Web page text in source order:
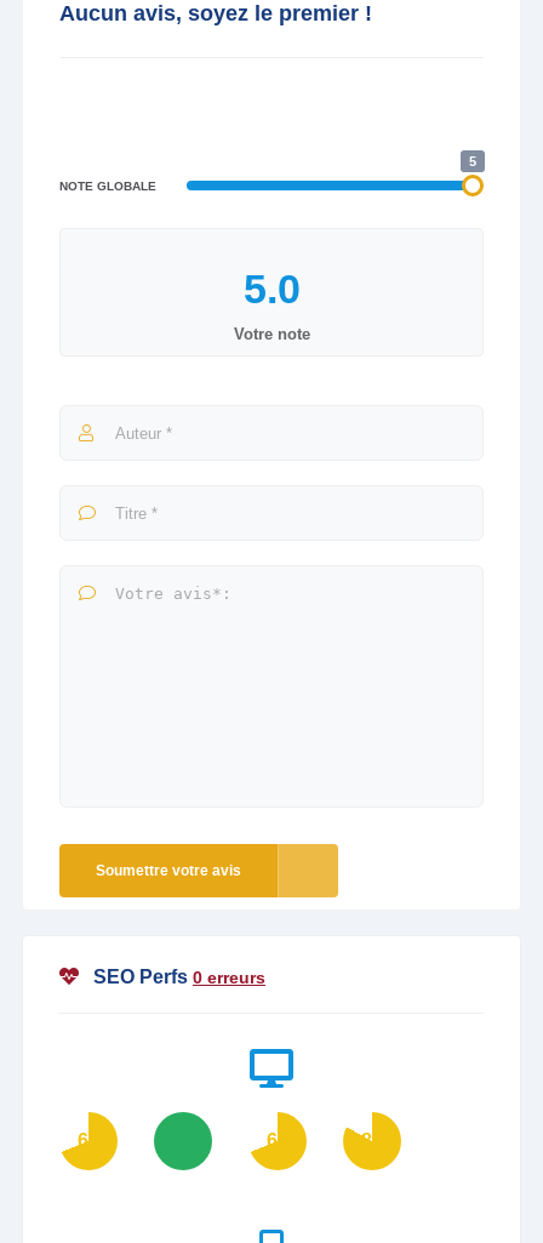
Aucun avis, soyez le premier !
NOTE GLOBALE
5
Votre note
Soumettre votre avis
SEO Perfs 0 erreurs
69 69 83